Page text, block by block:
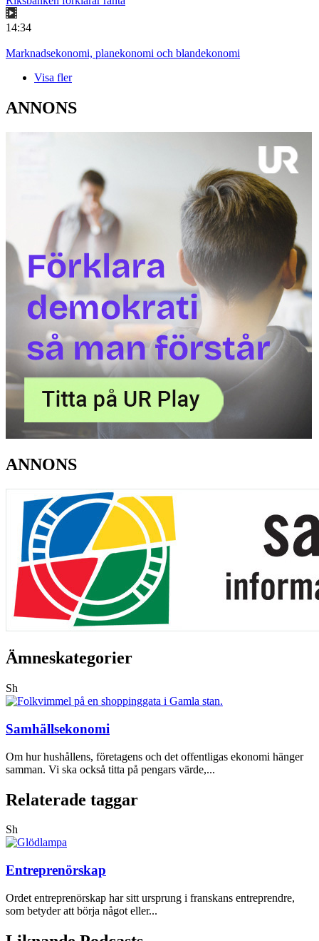
14:34
Marknadsekonomi, planekonomi och blandekonomi
Visa fler
ANNONS
ANNONS
Ämneskategorier
Sh
Samhällsekonomi
Om hur hushållens, företagens och det offentligas ekonomi hänger
samman. Vi ska också titta på pengars värde,...
Relaterade taggar
Sh
Entreprenörskap
Ordet entreprenörskap har sitt ursprung i franskans entreprendre,
som betyder att börja något eller...